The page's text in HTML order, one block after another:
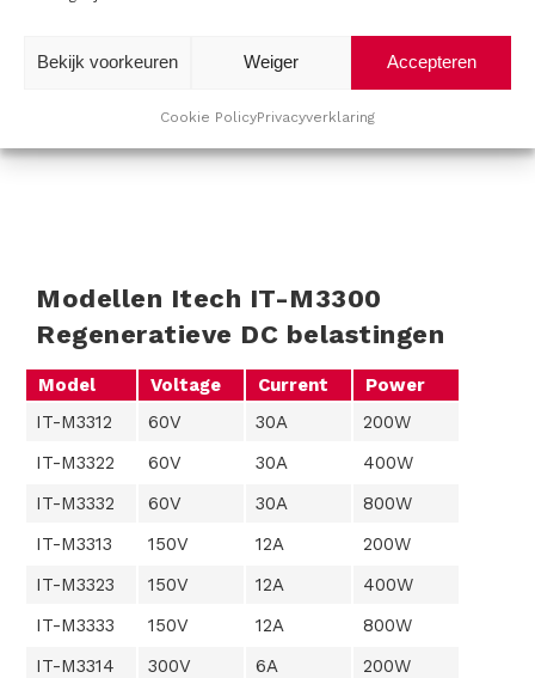
Accepteren
Weiger
Bekijk voorkeuren
Cookie PolicyPrivacyverklaring
Modellen Itech IT-M3300
Regeneratieve DC belastingen
Model Voltage Current
Power
IT-M3312
60V 30A
200W
IT-M3322
60V 30A
400W
IT-M3332
60V 30A
800W
IT-M3313
150V 12A
200W
IT-M3323
150V 12A
400W
IT-M3333
150V 12A
800W
IT-M3314
300V 6A
200W